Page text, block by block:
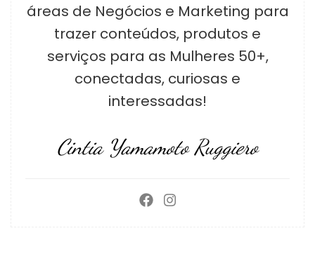
áreas de Negócios e Marketing para
trazer conteúdos, produtos e
serviços para as Mulheres 50+,
conectadas, curiosas e
interessadas!
Cintia Yamamoto Ruggiero